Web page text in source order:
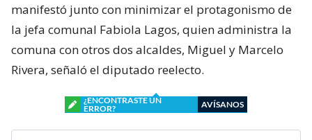
manifestó junto con minimizar el protagonismo de
la jefa comunal Fabiola Lagos, quien administra la
comuna con otros dos alcaldes, Miguel y Marcelo
Rivera, señaló el diputado reelecto.
¿ENCONTRASTE UN
ERROR?
AVÍSANOS